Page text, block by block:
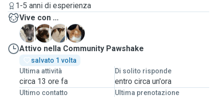
1-5 anni di esperienza
Vive con ...
D
A M
P
Attivo nella Community Pawshake
salvato 1 volta
Ultima attività
circa 13 ore fa
Di solito risponde
entro circa un'ora
Ultimo contatto Ultima prenotazione